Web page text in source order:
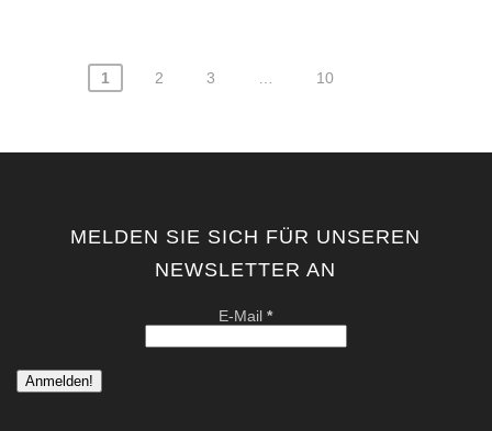
Seitennummerierung
Beiträge
1 2 3 10
MELDEN SIE SICH FÜR UNSEREN
NEWSLETTER AN
E-Mail*